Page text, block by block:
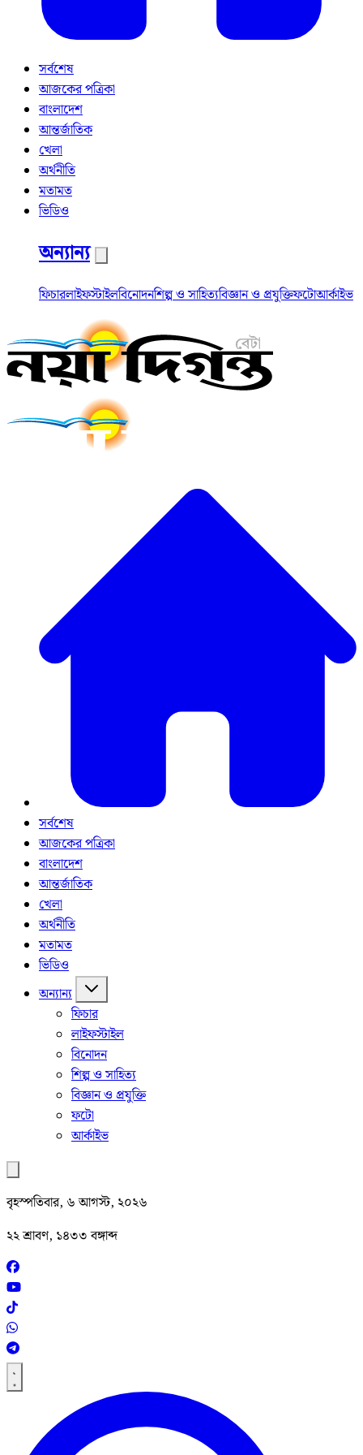
সর্বশেষ
আজকের পত্রিকা
বাংলাদেশ
আন্তর্জাতিক
খেলা
অর্থনীতি
মতামত
ভিডিও
অন্যান্য
ফিচারলাইফস্টাইলবিনোদনশিল্প ও সাহিত্যবিজ্ঞান ও প্রযুক্তিফটোআর্কাইভ
সর্বশেষ
আজকের পত্রিকা
বাংলাদেশ
আন্তর্জাতিক
খেলা
অর্থনীতি
মতামত
ভিডিও
অন্যান্য
ফিচার
লাইফস্টাইল
বিনোদন
শিল্প ও সাহিত্য
বিজ্ঞান ও প্রযুক্তি
ফটো
আর্কাইভ
বৃহস্পতিবার, ৬ আগস্ট, ২০২৬
২২ শ্রাবণ, ১৪৩৩ বঙ্গাব্দ